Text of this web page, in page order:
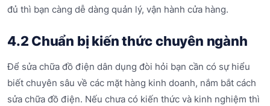
đủ thì bạn càng dễ dàng quản lý, vận hành cửa hàng.
4.2 Chuẩn bị kiến thức chuyên ngành
Để sửa chữa đồ điện dân dụng đòi hỏi bạn cần có sự hiểu
biết chuyên sâu về các mặt hàng kinh doanh, nắm bắt cách
sửa chữa đồ điện. Nếu chưa có kiến thức và kinh nghiệm thì